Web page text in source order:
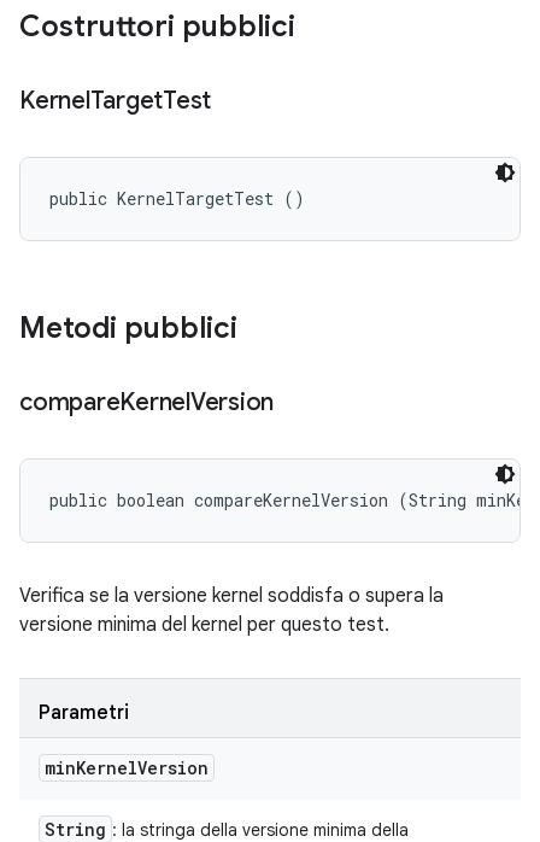
Costruttori pubblici
KernelTargetTest
public KernelTargetTest ()
Metodi pubblici
compareKernelVersion
public boolean compareKernelVersion (String
Verifica se la versione kernel soddisfa o supera la
versione minima del kernel per questo test.
Parametri
minKernelVersion
String : la stringa della versione minima della